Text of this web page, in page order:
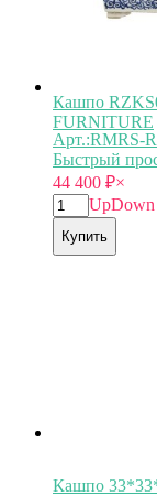
Кашпо
FURNITURE
Арт.:RMRS-
Быстрый
44 400 ₽×
UpDown
Купить
Кашпо